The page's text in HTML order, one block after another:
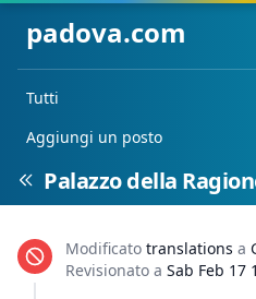
padova.com
Tutti
Aggiungi un posto
Palazzo della
Modificato translations a
Revisionato a Sab Feb 17